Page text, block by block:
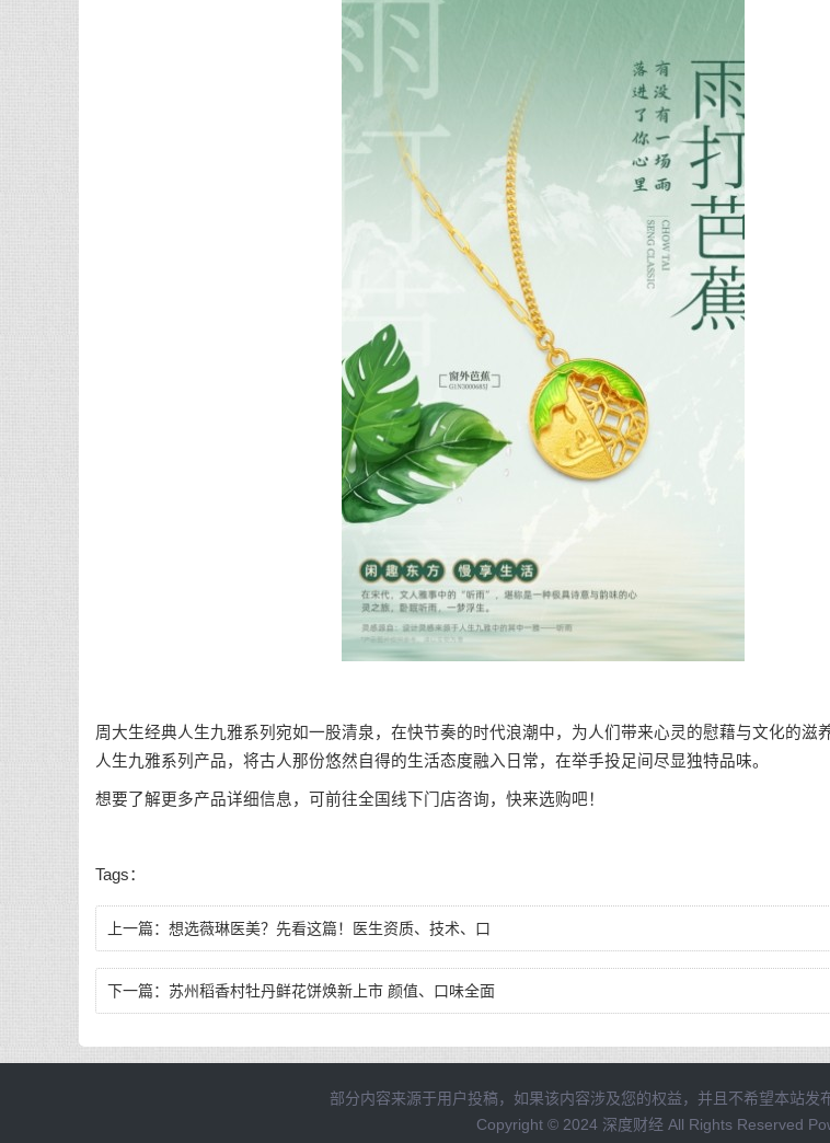
周大生经典人生九雅系列宛如一股清泉，在快节奏的时代浪潮中，为人们带来心灵的慰藉与文化的滋
人生九雅系列产品，将古人那份悠然自得的生活态度融入日常，在举手投足间尽显独特品味。
想要了解更多产品详细信息，可前往全国线下门店咨询，快来选购吧！
Tags：
上一篇： 想选薇琳医美？先看这篇！医生资质、技术、口
碑全解析！
下一篇： 苏州稻香村牡丹鲜花饼焕新上市 颜值、口味全面
部分内容来源于用户投稿，如果该内容涉及您的权益，并且不希望本站发
Copyright © 2024 深度财经 All Rights Reserved